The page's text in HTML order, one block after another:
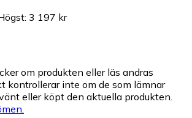
: 3 197 kr
om produkten eller läs andras
kontrollerar inte om de som lämnar
eller köpt den aktuella produkten.